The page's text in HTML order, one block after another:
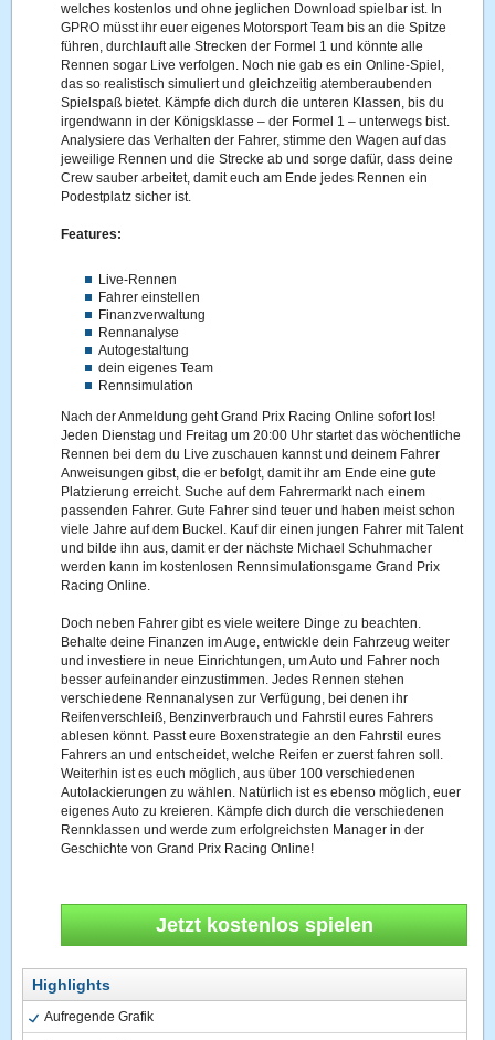
welches kostenlos und ohne jeglichen Download spielbar ist. In
GPRO müsst ihr euer eigenes Motorsport Team bis an die Spitze
führen, durchlauft alle Strecken der Formel 1 und könnte alle
Rennen sogar Live verfolgen. Noch nie gab es ein Online-Spiel,
das so realistisch simuliert und gleichzeitig atemberaubenden
Spielspaß bietet. Kämpfe dich durch die unteren Klassen, bis du
irgendwann in der Königsklasse – der Formel 1 – unterwegs bist.
Analysiere das Verhalten der Fahrer, stimme den Wagen auf das
jeweilige Rennen und die Strecke ab und sorge dafür, dass deine
Crew sauber arbeitet, damit euch am Ende jedes Rennen ein
Podestplatz sicher ist.
Features:
Live-Rennen
Fahrer einstellen
Finanzverwaltung
Rennanalyse
Autogestaltung
dein eigenes Team
Rennsimulation
Nach der Anmeldung geht Grand Prix Racing Online sofort los!
Jeden Dienstag und Freitag um 20:00 Uhr startet das wöchentliche
Rennen bei dem du Live zuschauen kannst und deinem Fahrer
Anweisungen gibst, die er befolgt, damit ihr am Ende eine gute
Platzierung erreicht. Suche auf dem Fahrermarkt nach einem
passenden Fahrer. Gute Fahrer sind teuer und haben meist schon
viele Jahre auf dem Buckel. Kauf dir einen jungen Fahrer mit Talent
und bilde ihn aus, damit er der nächste Michael Schuhmacher
werden kann im kostenlosen Rennsimulationsgame Grand Prix
Racing Online.
Doch neben Fahrer gibt es viele weitere Dinge zu beachten.
Behalte deine Finanzen im Auge, entwickle dein Fahrzeug weiter
und investiere in neue Einrichtungen, um Auto und Fahrer noch
besser aufeinander einzustimmen. Jedes Rennen stehen
verschiedene Rennanalysen zur Verfügung, bei denen ihr
Reifenverschleiß, Benzinverbrauch und Fahrstil eures Fahrers
ablesen könnt. Passt eure Boxenstrategie an den Fahrstil eures
Fahrers an und entscheidet, welche Reifen er zuerst fahren soll.
Weiterhin ist es euch möglich, aus über 100 verschiedenen
Autolackierungen zu wählen. Natürlich ist es ebenso möglich, euer
eigenes Auto zu kreieren. Kämpfe dich durch die verschiedenen
Rennklassen und werde zum erfolgreichsten Manager in der
Geschichte von Grand Prix Racing Online!
Jetzt kostenlos spielen
Highlights
Aufregende Grafik